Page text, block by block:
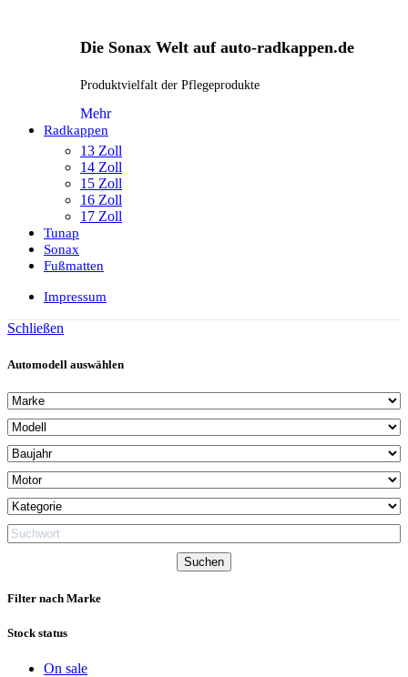
Die Sonax Welt auf auto-radkappen.de
Produktvielfalt der Pflegeprodukte
Mehr
Radkappen
13 Zoll
14 Zoll
15 Zoll
16 Zoll
17 Zoll
Tunap
Sonax
Fußmatten
Impressum
Schließen
Automodell auswählen
Filter nach Marke
Stock status
On sale